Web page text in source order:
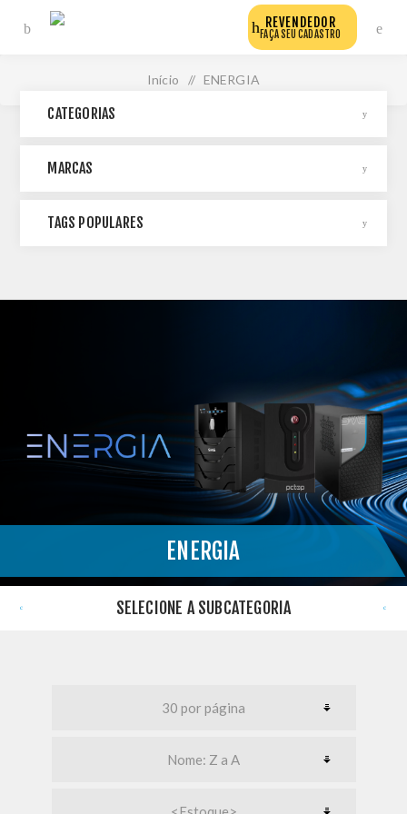
REVENDEDOR
FAÇA SEU CADASTRO
Início / ENERGIA
}
ENERGIA
SELECIONE A SUBCATEGORIA
CATEGORIAS
MARCAS
TAGS POPULARES